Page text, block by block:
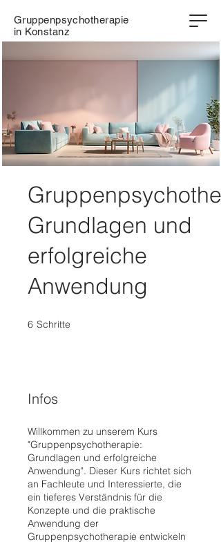
Gruppenpsychotherapie
in Konstanz
Grundlagen und
erfolgreiche
Anwendung
6 Schritte
Infos
Willkommen zu unserem Kurs
"Gruppenpsychotherapie:
Grundlagen und erfolgreiche
Anwendung". Dieser Kurs richtet sich
an Fachleute und Interessierte, die
ein tieferes Verständnis für die
Konzepte und die praktische
Anwendung der
Gruppenpsychotherapie entwickeln